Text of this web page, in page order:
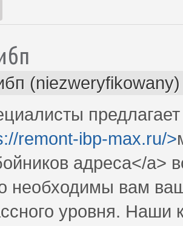
(niezweryfikowany)
remont-ibp-max.ru/>
адреса</a>
необходимы вам
уровня.